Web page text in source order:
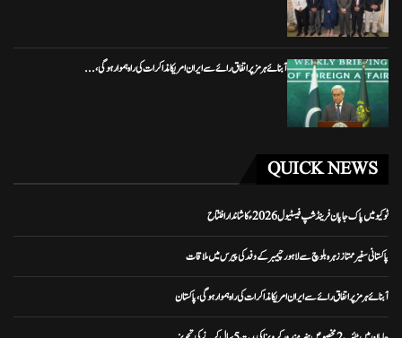
آبنائے ہرمز پر اتفاق رائے سے ایران امریکا مذاکرات کی راہ ہموار ہوگی،...
QUICK NEWS
ٹوکیو میں پاک جاپان فرینڈشپ فیسٹیول 2026ء کا شاندار افتتاح
پاکستانی سفیر ممتاز زہرہ بلوچ سے لاہور چیمبر کے وفد کی پیرس میں ملاقات
آبنائے ہرمز پر اتفاق رائے سے ایران امریکا مذاکرات کی راہ ہموار ہوگی، پاکستان